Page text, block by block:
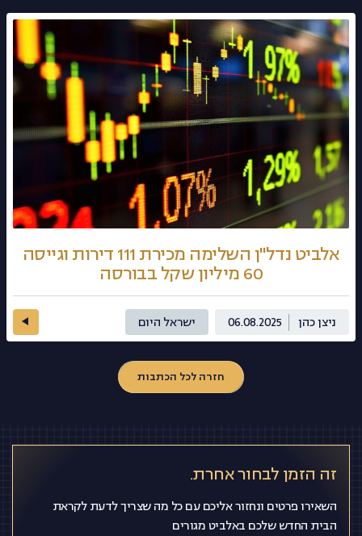
אלביט נדל"ן השלימה מכירת 111 דירות וגייסה
60 מיליון שקל בבורסה
ניצן כהן 06.08.2025 ישראל היום
חזרה לכל הכתבות
זה הזמן לבחור אחרת.
השאירו פרטים ונחזור אליכם עם כל מה שצריך לדעת לקראת
הבית החדש שלכם באלביט מגורים